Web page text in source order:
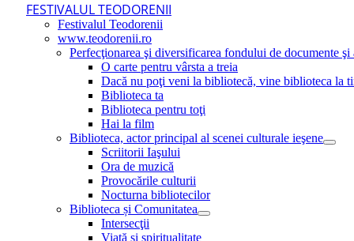
FESTIVALUL TEODORENII
Festivalul Teodorenii
www.teodorenii.ro
Perfecţionarea şi diversificarea fondului de documente
O carte pentru vârsta a treia
Dacă nu poţi veni la bibliotecă, vine biblioteca la
Biblioteca ta
Biblioteca pentru toţi
Hai la film
Biblioteca, actor principal al scenei culturale ieşene
Scriitorii Iaşului
Ora de muzică
Provocările culturii
Nocturna bibliotecilor
Biblioteca și Comunitatea
Intersecţii
Viaţă şi spiritualitate